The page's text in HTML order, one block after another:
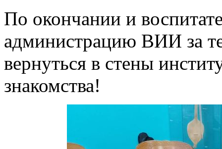
По окончании и
администрацию ВИИ за
вернуться в стены
знакомства!